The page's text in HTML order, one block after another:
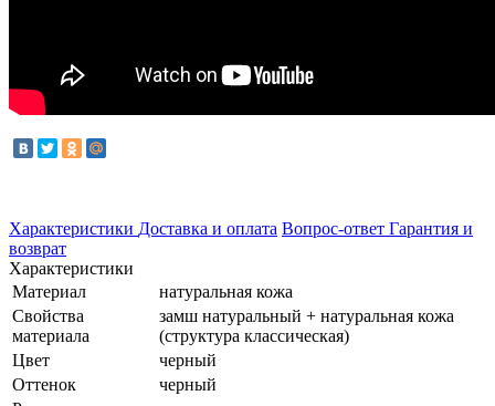
Характеристики Доставка и оплата Вопрос-ответ Гарантия и
возврат
Характеристики
Материал
натуральная кожа
Свойства
материала
замш натуральный + натуральная кожа
(структура классическая)
Цвет
черный
Оттенок
черный